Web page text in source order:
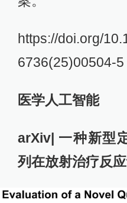
https://doi.org/
6736(25)00504-5
医学人工智能
arXiv| 一种新型
列在放射治疗反